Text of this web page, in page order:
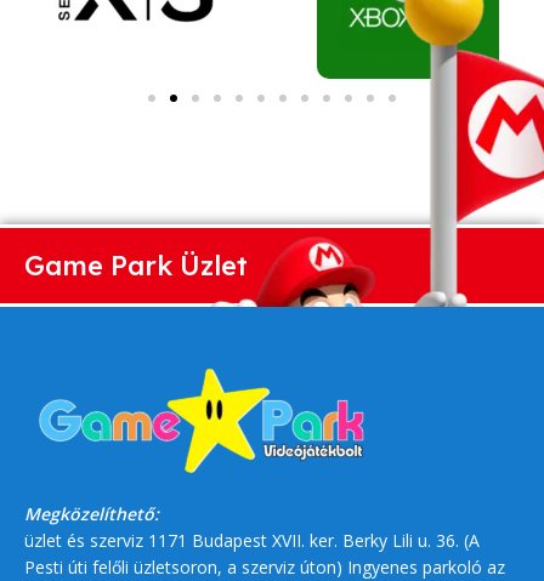
Game Park Üzlet
Megközelíthető:
üzlet és szerviz 1171 Budapest XVII. ker. Berky Lili u. 36. (A
Pesti úti felőli üzletsoron, a szerviz úton) Ingyenes parkoló az